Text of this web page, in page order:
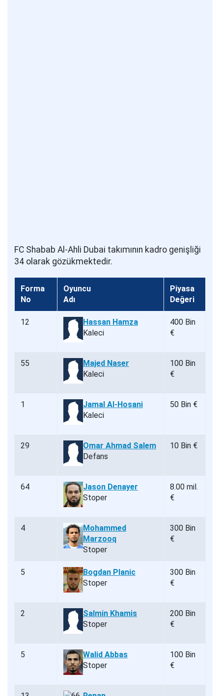
FC Shabab Al-Ahli Dubai takımının kadro genişliği
34 olarak gözükmektedir.
Forma
No
Oyuncu
Adı
Piyasa
Değeri
12
Hassan Hamza
Kaleci
400 Bin
€
55
Majed Naser
Kaleci
100 Bin
€
1
Jamal Al-Hosani
Kaleci
50 Bin €
29
Omar Ahmad Salem
Defans
10 Bin €
64
Jason Denayer
Stoper
8.00 mil.
€
4
Mohammed
Marzooq
Stoper
300 Bin
€
5
Bogdan Planic
Stoper
300 Bin
€
2
Salmin Khamis
Stoper
200 Bin
€
5
Walid Abbas
Stoper
100 Bin
€